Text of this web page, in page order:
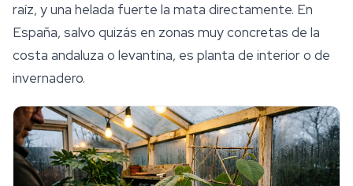
raíz, y una helada fuerte la mata directamente. En
España, salvo quizás en zonas muy concretas de la
costa andaluza o levantina, es planta de interior o de
invernadero.